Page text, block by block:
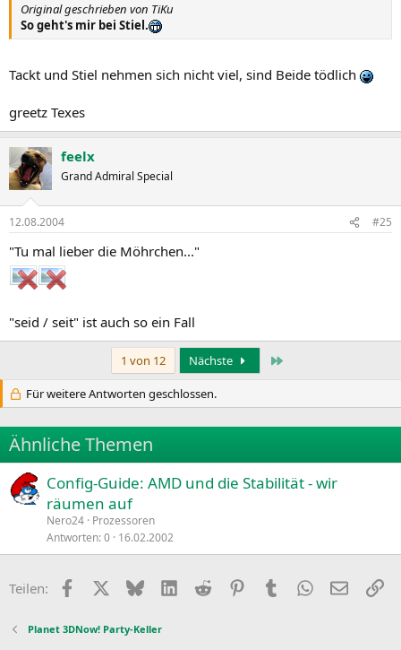
Original geschrieben von TiKu
So geht's mir bei Stiel.
Tackt und Stiel nehmen sich nicht viel, sind Beide tödlich
greetz Texes
feelx
Grand Admiral Special
12.08.2004 #25
"Tu mal lieber die Möhrchen..."
"seid / seit" ist auch so ein Fall
1 von 12 Nächste
Für weitere Antworten geschlossen.
Ähnliche Themen
Config-Guide: AMD und die Stabilität - wir
räumen auf
Nero24 Prozessoren
Antworten 0 16.02.2002
Teilen: Facebook BlueskyLinkedIn
Reddit PinterestTumblr WhatsApp
E-Mail
Planet 3DNow! Party-Keller